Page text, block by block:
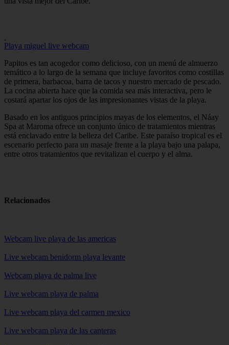
Playa miguel live webcam
Papitos es tan acogedor como delicioso, con un menú de almuerzo
temático a lo largo de la semana que incluye favoritos como costillas
de primera, barbacoa, barra de tacos y nuestro mercado de pescado.
La cocina abierta hace que la comida sea más interactiva, pero le
costará apartar los ojos de las impresionantes vistas de la playa.
Basado en los antiguos principios mayas de los elementos, el Náay
Spa at Maroma ofrece un conjunto único de tratamientos mientras
está enclavado entre la belleza del Caribe. Este paraíso tropical es el
escenario perfecto para un masaje frente a la playa bajo una palapa,
entre otros tratamientos que revitalizan el cuerpo y el alma.
Relacionados
Webcam live playa de las americas
Live webcam benidorm playa levante
Webcam playa de palma live
Live webcam playa de palma
Live webcam playa del carmen mexico
Live webcam playa de las canteras